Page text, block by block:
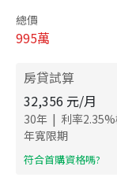
總價
995萬
房貸試算
32,356 元/月
30年 | 利率2.35
年寬限期
​符合首購資格嗎?